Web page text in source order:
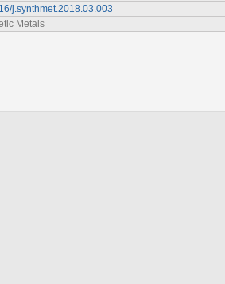
j.synthmet.2018.03.003
Metals